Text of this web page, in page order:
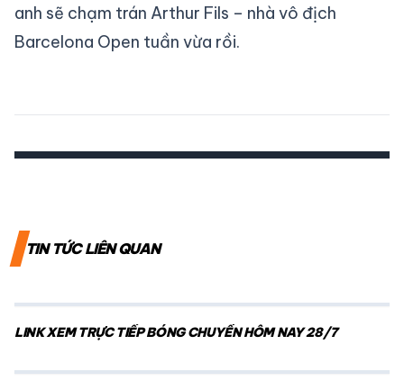
anh sẽ chạm trán Arthur Fils – nhà vô địch
Barcelona Open tuần vừa rồi.
TIN TỨC LIÊN QUAN
LINK XEM TRỰC TIẾP BÓNG CHUYỀN HÔM NAY 28/7